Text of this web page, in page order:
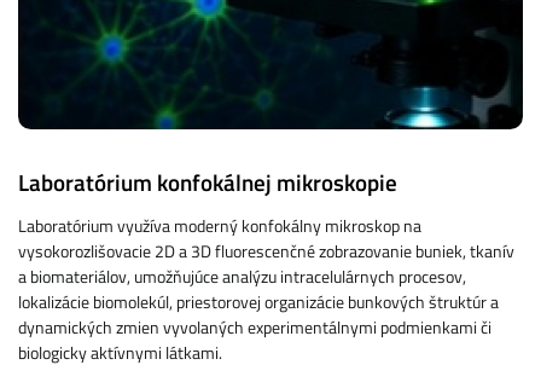
Laboratórium konfokálnej mikroskopie
Laboratórium využíva moderný konfokálny mikroskop na
vysokorozlišovacie 2D a 3D fluorescenčné zobrazovanie buniek, tkanív
a biomateriálov, umožňujúce analýzu intracelulárnych procesov,
lokalizácie biomolekúl, priestorovej organizácie bunkových štruktúr a
dynamických zmien vyvolaných experimentálnymi podmienkami či
biologicky aktívnymi látkami.